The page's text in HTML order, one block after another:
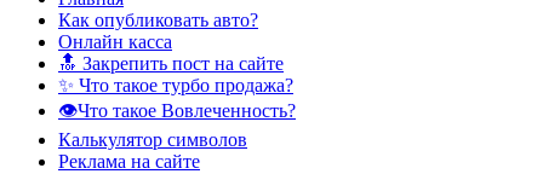
Как опубликовать авто?
Онлайн касса
🔝 Закрепить пост на сайте
✨ Что такое турбо продажа?
👁️Что такое Вовлеченность?
Калькулятор символов
Реклама на сайте